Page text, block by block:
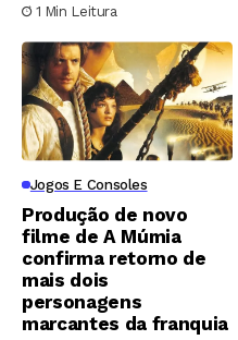
1 Min Leitura
Jogos E Consoles
Produção de novo
filme de A Múmia
confirma retorno de
mais dois
personagens
marcantes da franquia